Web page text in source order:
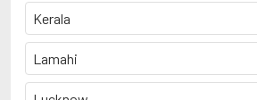
Kerala
Lamahi